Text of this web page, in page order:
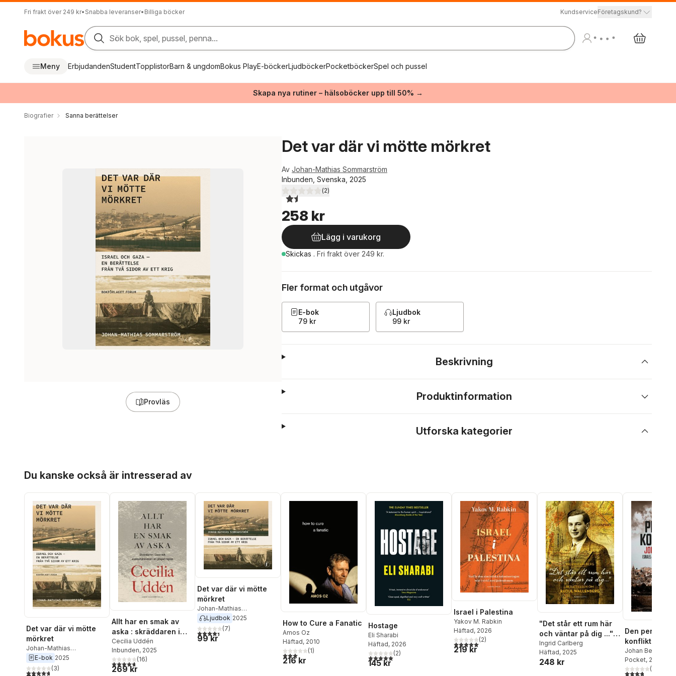
Fri frakt över 249 kr• Snabba leveranser• Billiga böcker KundserviceFöretagskund?
Sök bok, spel, pussel, penna...
Meny ErbjudandenStudentTopplistorBarn & ungdomBokus PlayE-böckerLjudböckerPocketböckerSpel och pussel
Skapa nya rutiner – hälsoböcker upp till 50% →
Biografier Sanna berättelser
Provläs
Det var där vi mötte mörkret
Av Johan-Mathias Sommarström
Inbunden, Svenska, 2025
1,5utav 5 stjärnor. Totalt antal röster:
(2)
258 kr
Lägg i varukorg
Skickas . Fri frakt över 249 kr.
Fler format och utgåvor
E-bok
79 kr
Ljudbok
99 kr
Beskrivning
Produktinformation
Utforska kategorier
Du kanske också är intresserad av
Det var där vi mötte
mörkret
Johan-Mathias
Sommarström
E-bok 2025
4,7utav 5 stjärnor. Totalt antal röster:
(3)
Allt har en smak av
aska : skräddaren i
Gaza och andra
människor i en plågad
region
Cecilia Uddén
Inbunden, 2025
4,7utav 5 stjärnor. Totalt antal röster:
(16)
269 kr
Det var där vi mötte
mörkret
Johan-Mathias
Sommarström
Ljudbok 2025
4,4utav 5 stjärnor. Totalt antal röster:
(7)
99 kr
How to Cure a Fanatic
Amos Oz
Häftad, 2010
3,0utav 5 stjärnor. Totalt antal röster:
(1)
216 kr
Hostage
Eli Sharabi
Häftad, 2026
5,0utav 5 stjärnor. Totalt antal röster:
(2)
145 kr
Israel i Palestina
Yakov M. Rabkin
Häftad, 2026
5,0utav 5 stjärnor. Totalt antal röster:
(2)
219 kr
"Det står ett rum här
och väntar på dig ..." :
berättelsen om Raoul
Wallenberg
Ingrid Carlberg
Häftad, 2025
248 kr
Den perfekta
konflikten :
inifrån
Johan Berggren
Pocket, 2023
3,8utav 5(